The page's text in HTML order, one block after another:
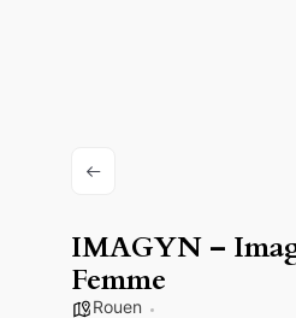
IMAGYN –
Femme
Rouen